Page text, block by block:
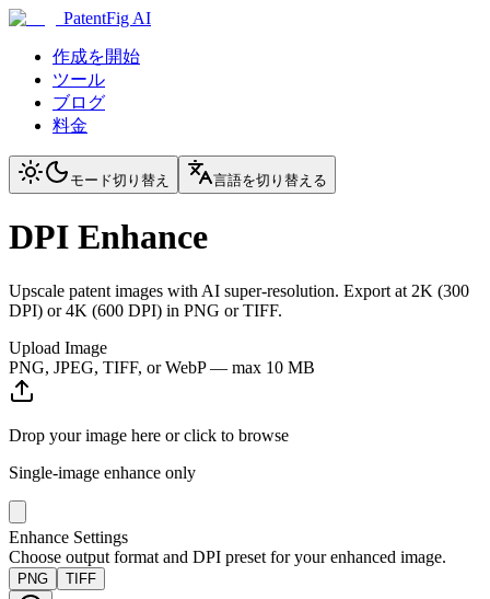
PatentFig AI
作成を開始
ツール
ブログ
料金
モード切り替え 言語を切り替える
DPI Enhance
Upscale patent images with AI super-resolution. Export at 2K (300
DPI) or 4K (600 DPI) in PNG or TIFF.
Upload Image
PNG, JPEG, TIFF, or WebP — max 10 MB
Drop your image here or click to browse
Single-image enhance only
Enhance Settings
Choose output format and DPI preset for your enhanced image.
PNG TIFF